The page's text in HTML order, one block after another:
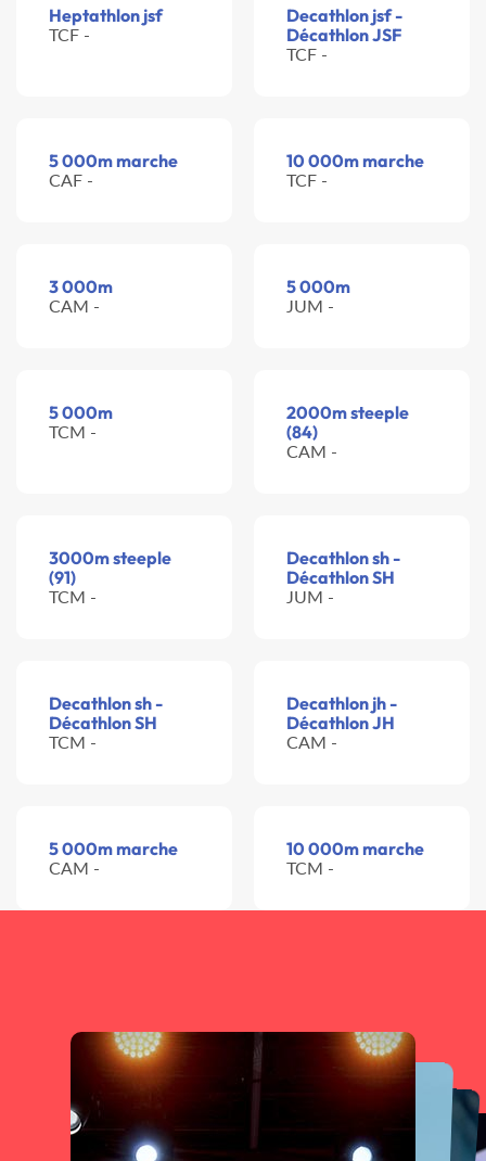
Heptathlon jsf
TCF -
Decathlon jsf -
Décathlon JSF
TCF -
5 000m marche
CAF -
10 000m marche
TCF -
3 000m
CAM -
5 000m
JUM -
5 000m
TCM -
2000m steeple
(84)
CAM -
3000m steeple
(91)
TCM -
Decathlon sh -
Décathlon SH
JUM -
Decathlon sh -
Décathlon SH
TCM -
Decathlon jh -
Décathlon JH
CAM -
5 000m marche
CAM -
10 000m marche
TCM -